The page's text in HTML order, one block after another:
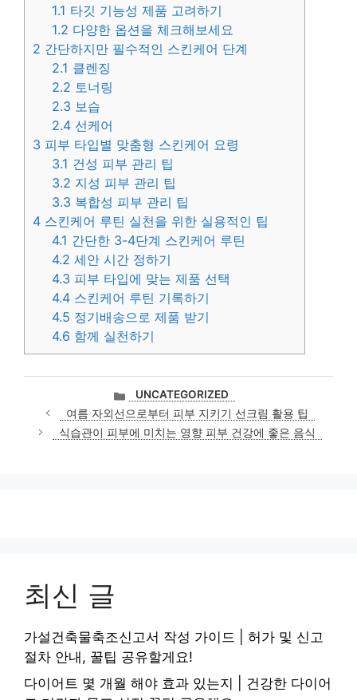
1.1 타깃 기능성 제품 고려하기
1.2 다양한 옵션을 체크해보세요
2 간단하지만 필수적인 스킨케어 단계
2.1 클렌징
2.2 토너링
2.3 보습
2.4 선케어
3 피부 타입별 맞춤형 스킨케어 요령
3.1 건성 피부 관리 팁
3.2 지성 피부 관리 팁
3.3 복합성 피부 관리 팁
4 스킨케어 루틴 실천을 위한 실용적인 팁
4.1 간단한 3-4단계 스킨케어 루틴
4.2 세안 시간 정하기
4.3 피부 타입에 맞는 제품 선택
4.4 스킨케어 루틴 기록하기
4.5 정기배송으로 제품 받기
4.6 함께 실천하기
카
테
고
리
UNCATEGORIZED
여름 자외선으로부터 피부 지키기 선크림 활용 팁
식습관이 피부에 미치는 영향 피부 건강에 좋은 음식
최신 글
가설건축물축조신고서 작성 가이드 | 허가 및 신고
절차 안내, 꿀팁 공유할게요!
다이어트 몇 개월 해야 효과 있는지 | 건강한 다이어